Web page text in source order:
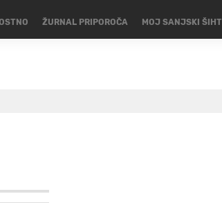
ŽURNAL PRIPOROČA MOJ SANJSKI ŠIHT